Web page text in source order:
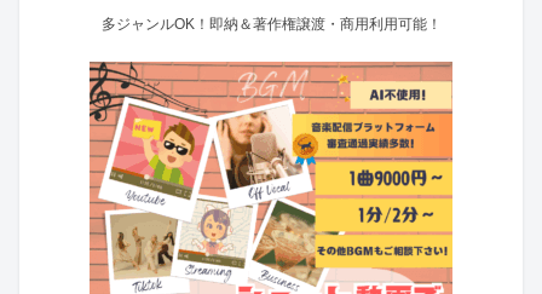
多ジャンルOK！即納＆著作権譲渡・商用利用可能！